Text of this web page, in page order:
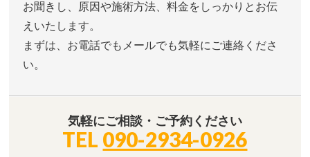
お聞きし、原因や施術方法、料金をしっかりとお伝
えいたします。
まずは、お電話でもメールでも気軽にご連絡くださ
い。
気軽にご相談・ご予約ください
TEL 090-2934-0926